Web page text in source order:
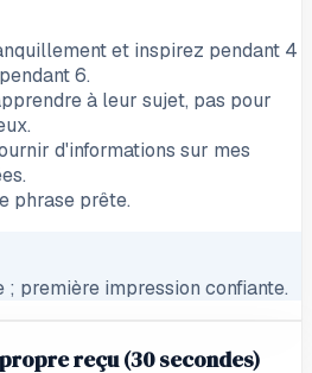
et inspirez pendant 4
6.
à leur sujet, pas pour
d'informations sur mes
phrase prête.
première impression confiante.
reçu (30 secondes)